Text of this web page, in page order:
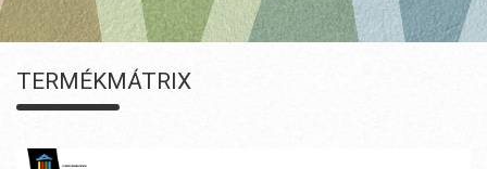
TERMÉKMÁTRIX